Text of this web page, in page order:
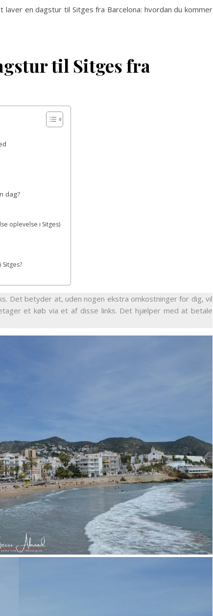
en dagstur til Sitges fra Barcelona: hvordan du kommer
til Sitges fra
dag?
oplevelse i Sitges)
Det betyder at, uden nogen ekstra omkostninger for dig, vil
et køb via et af disse links. Det hjælper med at betale